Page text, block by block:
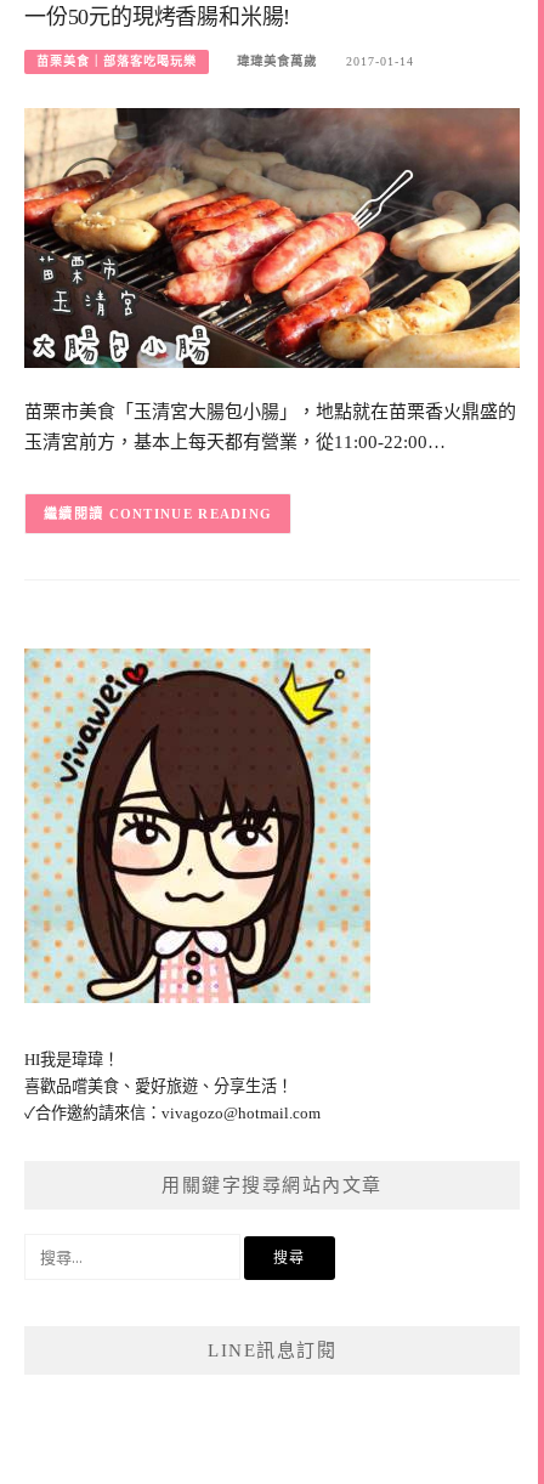
一份50元的現烤香腸和米腸!
苗栗美食｜部落客吃喝玩樂 瑋瑋美食萬歲 2017-01-14
苗栗市美食「玉清宮大腸包小腸」，地點就在苗栗香火鼎盛的
玉清宮前方，基本上每天都有營業，從11:00-22:00…
CONTINUE READING
HI我是瑋瑋！
喜歡品嚐美食、愛好旅遊、分享生活！
✓合作邀約請來信： vivagozo@hotmail.com
用關鍵字搜尋網站內文章
LINE訊息訂閱